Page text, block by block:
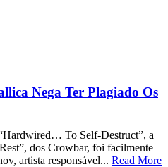
Nega Ter Plagiado Os
To Self-Destruct”, a
dos Crowbar, foi facilmente
artista responsável... Read More